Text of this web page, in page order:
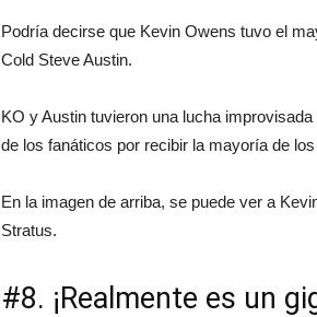
Podría decirse que Kevin Owens tuvo el
Cold Steve Austin.
KO y Austin tuvieron una lucha
de los fanáticos por recibir la mayoría de
En la imagen de arriba, se puede ver a
Stratus.
#8. ¡Realmente es un